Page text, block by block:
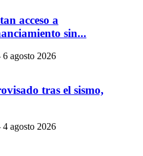
acceso a
sin...
6 agosto 2026
tras el sismo,
4 agosto 2026